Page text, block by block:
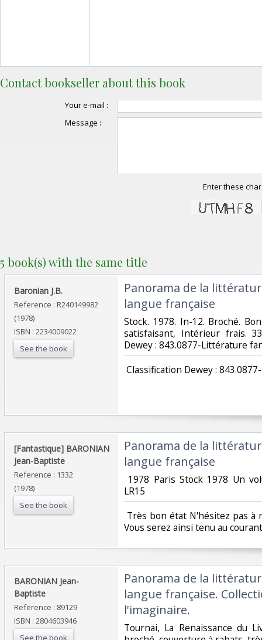
Contact bookseller about this book
Your e-mail :
Message :
Enter these
5 book(s) with the same title
‎Baronian J.B.‎
Reference : R240149982
(1978)
ISBN : 2234009022
See the book
‎Panorama de la
langue française‎
‎Stock. 1978. In-12. Broché.
satisfaisant, Intérieur frais.
Dewey : 843.0877-Littérature
Classification Dewey :
‎[Fantastique] BARONIAN
Jean-Baptiste‎
Reference : 1332
(1978)
See the book
‎Panorama de la
langue française ‎
1978 Paris Stock 1978 Un
LR15‎
Très bon état N'hésitez pas
Vous serez ainsi tenu au
‎BARONIAN Jean-
Baptiste‎
Reference : 89129
ISBN : 2804603946
See the book
‎Panorama de la
langue française.
l'imaginaire.‎
‎Tournai, La Renaissance du